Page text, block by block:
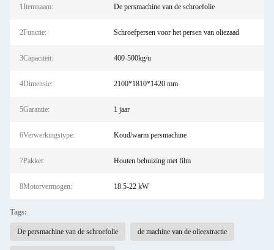
1Itemnaam: De persmachine van de schroefolie
2Functie: Schroefpersen voor het persen van oliezaad
3Capaciteit: 400-500kg/u
4Dimensie: 2100*1810*1420 mm
5Garantie: 1 jaar
6Verwerkingstype: Koud/warm persmachine
7Pakket: Houten behuizing met film
8Motorvermogen: 18.5-22 kW
Tags:
De persmachine van de schroefolie de machine van de olieextractie